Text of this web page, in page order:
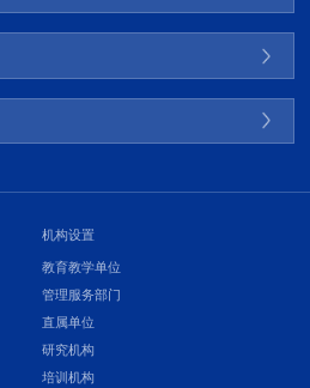
机构设置
教育教学单位
管理服务部门
直属单位
研究机构
培训机构